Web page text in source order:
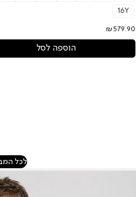
16Y
₪579.90
הוספה לסל
לכל